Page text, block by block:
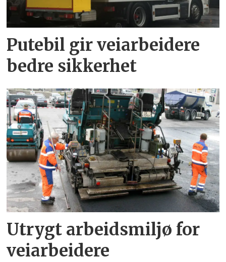
Putebil gir veiarbeidere
bedre sikkerhet
Utrygt arbeidsmiljø for
veiarbeidere